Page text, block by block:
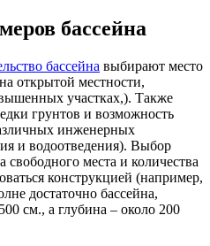
бассейна
бассейна выбирают место
открытой местности,
участках,). Также
грунтов и возможность
инженерных
и водоотведения). Выбор
свободного места и количества
конструкцией (например,
достаточно бассейна,
см., а глубина – около 200